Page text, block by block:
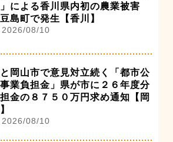
」による香川県内初の農業被害
島町で発生【香川】
2026/08/10
岡山市で意見対立続く「都市公
業負担金」県が市に２６年度分
金の８７５０万円求め通知【岡
2026/08/10